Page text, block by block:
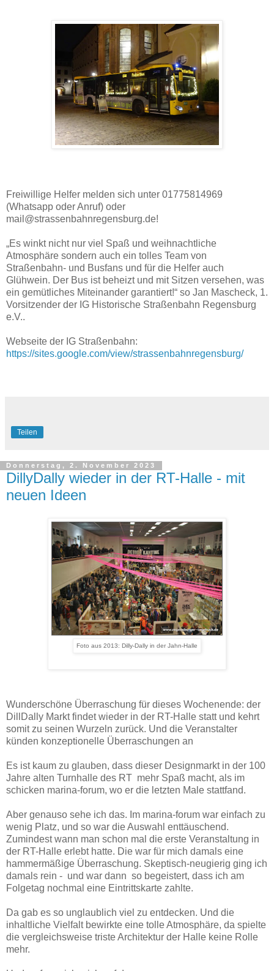
Freiwillige Helfer melden sich unter 01775814969
(Whatsapp oder Anruf) oder
mail@strassenbahnregensburg.de!
„Es winkt nicht nur viel Spaß und weihnachtliche
Atmosphäre sondern auch ein tolles Team von
Straßenbahn- und Busfans und für die Helfer auch
Glühwein. Der Bus ist beheizt und mit Sitzen versehen, was
ein gemütliches Miteinander garantiert!“ so Jan Mascheck, 1.
Vorsitzender der IG Historische Straßenbahn Regensburg
e.V..
Webseite der IG Straßenbahn:
https://sites.google.com/view/strassenbahnregensburg/
Teilen
Donnerstag, 2. November 2023
DillyDally wieder in der RT-Halle - mit
neuen Ideen
Foto aus 2013: Dilly-Dally in der Jahn-Halle
Wunderschöne Überraschung für dieses Wochenende: der
DillDally Markt findet wieder in der RT-Halle statt und kehrt
somit zu seinen Wurzeln zurück. Und die Veranstalter
künden konzeptionelle Überraschungen an
Es ist kaum zu glauben, dass dieser Designmarkt in der 100
Jahre alten Turnhalle des RT mehr Spaß macht, als im
schicken marina-forum, wo er die letzten Male stattfand.
Aber genauso sehe ich das. Im marina-forum war einfach zu
wenig Platz, und so war die Auswahl enttäuschend.
Zumindest wann man schon mal die erste Veranstaltung in
der RT-Halle erlebt hatte. Die war für mich damals eine
hammermäßige Überraschung. Skeptisch-neugierig ging ich
damals rein - und war dann so begeistert, dass ich am
Folgetag nochmal eine Eintrittskarte zahlte.
Da gab es so unglaublich viel zu entdecken. Und die
inhaltliche Vielfalt bewirkte eine tolle Atmosphäre, da spielte
die vergleichsweise triste Architektur der Halle keine Rolle
mehr.